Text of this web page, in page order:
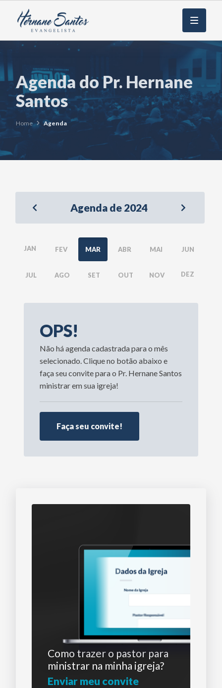
Menu
Agenda do Pr. Hernane
Santos
Home Agenda
Agenda de 2024
JAN FEV MAR ABR MAI JUN
JUL AGO SET OUT NOV DEZ
OPS!
Não há agenda cadastrada para o mês
selecionado. Clique no botão abaixo e
faça seu convite para o Pr. Hernane Santos
ministrar em sua igreja!
Faça seu convite!
Como trazer o pastor para
ministrar na minha igreja?
Enviar meu convite